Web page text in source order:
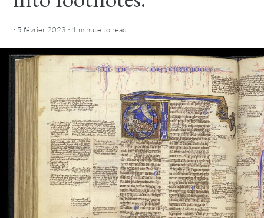
· 5 février 2023 · 1 minute to read